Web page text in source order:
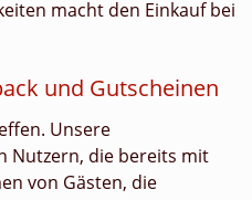
macht den Einkauf bei
und Gutscheinen
Unsere
Nutzern, die bereits mit
von Gästen, die